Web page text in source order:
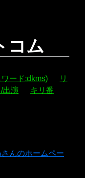
コム
ード:dkms)
リ
出演
キリ番
んのホームペー